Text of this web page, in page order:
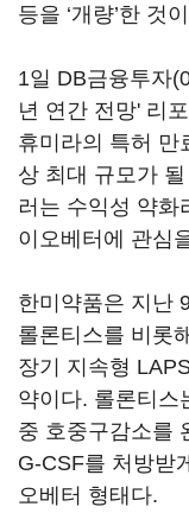
등을 ‘개량’한 것
1일 DB금융투자
년 연간 전망' 리
휴미라의 특허 만
상 최대 규모가
러는 수익성 약화
이오베터에 관심
한미약품은 지난
롤론티스를 비롯
장기 지속형
약이다. 롤론티스
중 호중구감소를
G-CSF를 처방받
오베터 형태다.